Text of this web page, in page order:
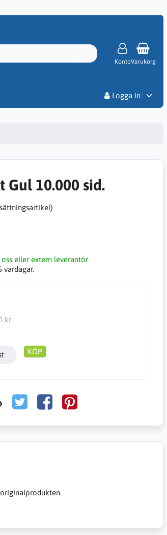
KontoVarukorg
Logga in
Gul 10.000 sid.
oss eller extern leverantör
vardagar.
kr
KÖP